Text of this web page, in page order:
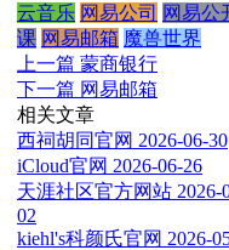
云音乐 网易公司 网易公
课 网易邮箱 魔兽世界
上一篇 蒙商银行
下一篇 网易邮箱
相关文章
西祠胡同官网 2026-06-30
iCloud官网 2026-06-26
天涯社区官方网站 2026-
02
kiehl's科颜氏官网 2026-